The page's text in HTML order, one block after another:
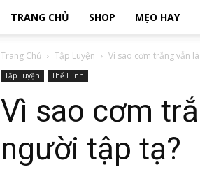
TRANG CHỦ SHOP MẸO HAY
Trang Chủ Tập Luyện Vì sao cơm trắng vẫn
Tập Luyện Thể Hình
Vì sao cơm
người tập tạ?